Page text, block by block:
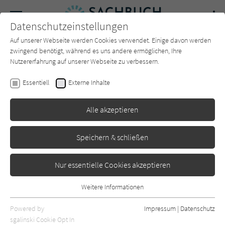
SUCHE Forum Charts Newsletter
David Dodge Joel Holland
Erschienen: März 2026 0
Datenschutzeinstellungen
Auf unserer Webseite werden Cookies verwendet. Einige davon werden
zwingend benötigt, während es uns andere ermöglichen, Ihre
Nutzererfahrung auf unserer Webseite zu verbessern.
Essentiell Externe Inhalte
Alle akzeptieren
Speichern & schließen
Nur essentielle Cookies akzeptieren
Essentielle Cookies werden für grundlegende Funktionen der
Webseite benötigt. Dadurch ist gewährleistet, dass die Webseite
Weitere Informationen
Powered by
sgalinski Cookie Opt In
Impressum | Datenschutz